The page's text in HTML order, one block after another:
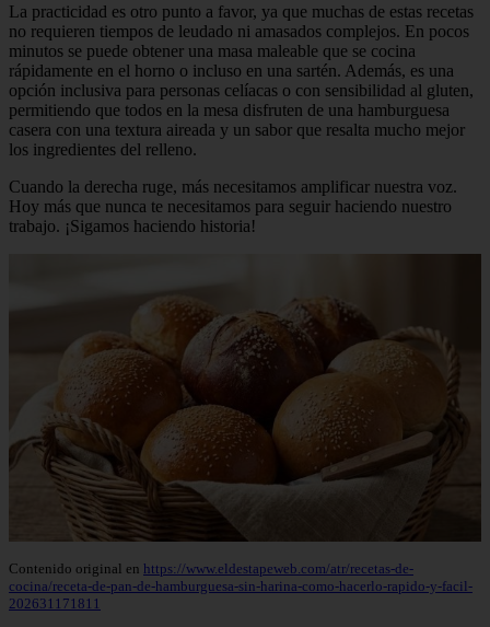
La practicidad es otro punto a favor, ya que muchas de estas recetas
no requieren tiempos de leudado ni amasados complejos. En pocos
minutos se puede obtener una masa maleable que se cocina
rápidamente en el horno o incluso en una sartén. Además, es una
opción inclusiva para personas celíacas o con sensibilidad al gluten,
permitiendo que todos en la mesa disfruten de una hamburguesa
casera con una textura aireada y un sabor que resalta mucho mejor
los ingredientes del relleno.
Cuando la derecha ruge, más necesitamos amplificar nuestra voz.
Hoy más que nunca te necesitamos para seguir haciendo nuestro
trabajo. ¡Sigamos haciendo historia!
Contenido original en https://www.eldestapeweb.com/atr/recetas-de-
cocina/receta-de-pan-de-hamburguesa-sin-harina-como-hacerlo-rapido-y-facil-
202631171811